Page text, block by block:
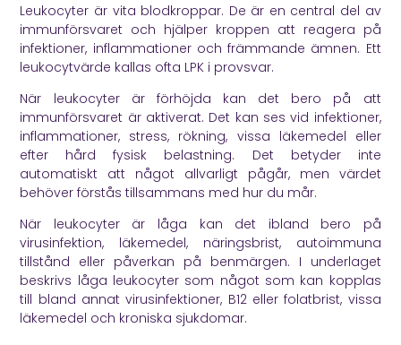
Leukocyter är vita blodkroppar. De är en central del av
immunförsvaret och hjälper kroppen att reagera på
infektioner, inflammationer och främmande ämnen. Ett
leukocytvärde kallas ofta LPK i provsvar.
När leukocyter är förhöjda kan det bero på att
immunförsvaret är aktiverat. Det kan ses vid infektioner,
inflammationer, stress, rökning, vissa läkemedel eller
efter hård fysisk belastning. Det betyder inte
automatiskt att något allvarligt pågår, men värdet
behöver förstås tillsammans med hur du mår.
När leukocyter är låga kan det ibland bero på
virusinfektion, läkemedel, näringsbrist, autoimmuna
tillstånd eller påverkan på benmärgen. I underlaget
beskrivs låga leukocyter som något som kan kopplas
till bland annat virusinfektioner, B12 eller folatbrist, vissa
läkemedel och kroniska sjukdomar.